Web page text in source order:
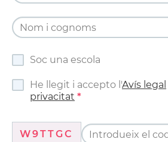
Soc una escola
He llegit i accepto l'Avís legal
privacitat
W9TTGC